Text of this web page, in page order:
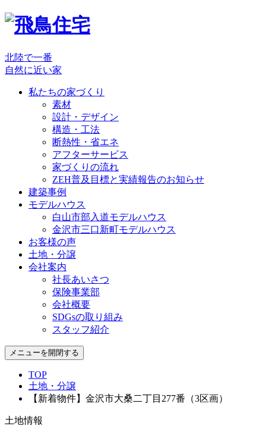
北陸で一番
自然に近い家
私たちの家づくり
素材
設計・デザイン
構造・工法
断熱性・省エネ
アフターサービス
家づくりの流れ
ZEH普及目標と実績報告のお知らせ
建築事例
モデルハウス
白山市部入道モデルハウス
金沢市三口新町モデルハウス
お客様の声
土地・分譲
会社案内
社長あいさつ
保険事業部
会社概要
SDGsの取り組み
スタッフ紹介
メニューを開閉する
TOP
土地・分譲
【新着物件】金沢市大桑二丁目277番（3区画）
土地情報